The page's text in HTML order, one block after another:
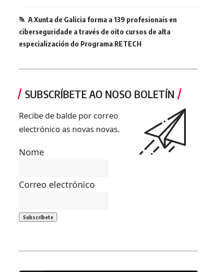
A Xunta de Galicia forma a 139 profesionais en
ciberseguridade a través de oito cursos de alta
especialización do Programa RETECH
SUBSCRÍBETE AO NOSO BOLETÍN
Recibe de balde por correo
electrónico as novas novas.
Nome
Correo electrónico